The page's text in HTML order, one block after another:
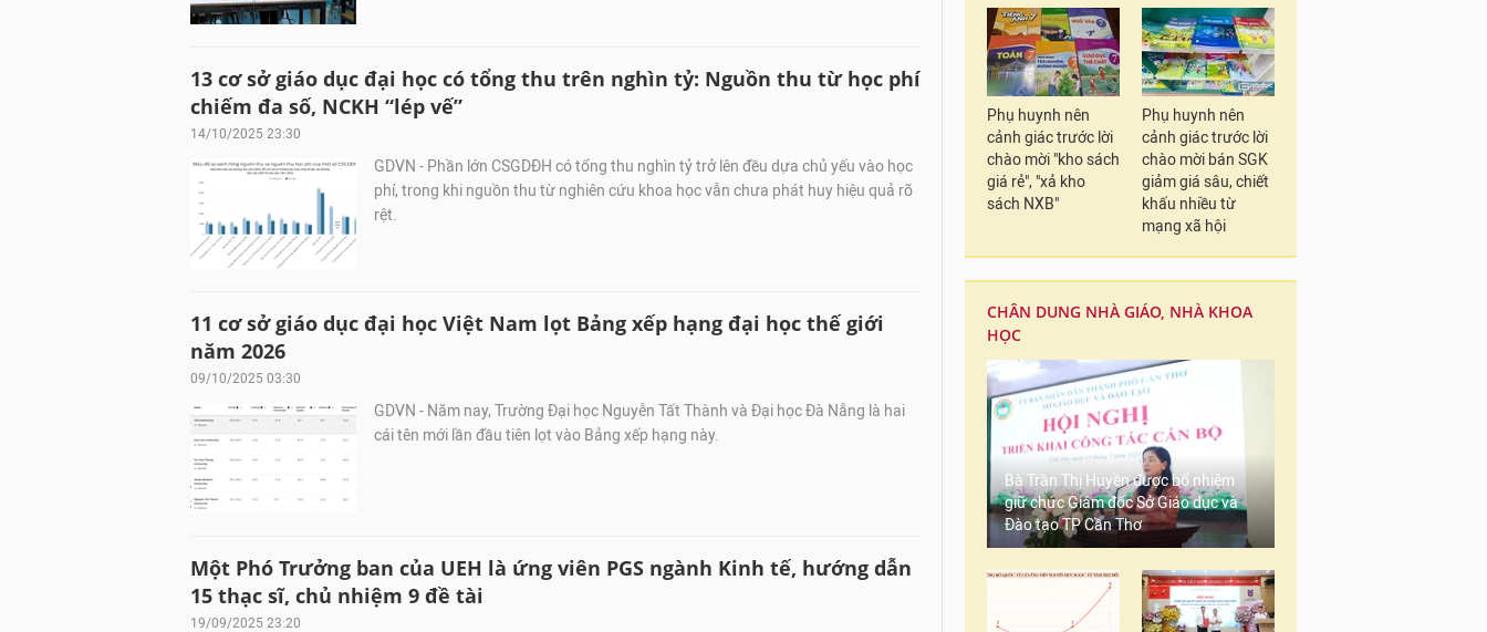
13 cơ sở giáo dục đại học có tổng thu trên nghìn tỷ: Nguồn thu từ học phí
chiếm đa số, NCKH “lép vế”
14/10/2025 23:30
GDVN - Phần lớn CSGDĐH có tổng thu nghìn tỷ trở lên đều dựa chủ yếu vào học
phí, trong khi nguồn thu từ nghiên cứu khoa học vẫn chưa phát huy hiệu quả rõ
rệt.
11 cơ sở giáo dục đại học Việt Nam lọt Bảng xếp hạng đại học thế giới
năm 2026
09/10/2025 03:30
GDVN - Năm nay, Trường Đại học Nguyễn Tất Thành và Đại học Đà Nẵng là hai
cái tên mới lần đầu tiên lọt vào Bảng xếp hạng này.
Một Phó Trưởng ban của UEH là ứng viên PGS ngành Kinh tế, hướng dẫn
15 thạc sĩ, chủ nhiệm 9 đề tài
19/09/2025 23:20
Phụ huynh nên
cảnh giác trước lời
chào mời "kho sách
giá rẻ", "xả kho
sách NXB"
Phụ huynh nên
cảnh giác trước lời
chào mời bán SGK
giảm giá sâu, chiết
khấu nhiều từ
mạng xã hội
CHÂN DUNG NHÀ GIÁO, NHÀ KHOA
HỌC
Bà Trần Thị Huyền được bổ nhiệm
giữ chức Giám đốc Sở Giáo dục và
Đào tạo TP Cần Thơ